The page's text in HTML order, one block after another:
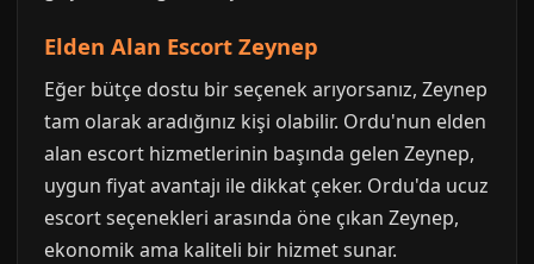
Elden Alan Escort Zeynep
Eğer bütçe dostu bir seçenek arıyorsanız, Zeynep
tam olarak aradığınız kişi olabilir. Ordu'nun elden
alan escort hizmetlerinin başında gelen Zeynep,
uygun fiyat avantajı ile dikkat çeker. Ordu'da ucuz
escort seçenekleri arasında öne çıkan Zeynep,
ekonomik ama kaliteli bir hizmet sunar.